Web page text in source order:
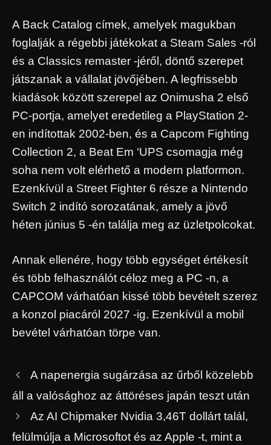
A Back Catalog címek, amelyek magukban
foglalják a régebbi játékokat a Steam Sales -ról
és a Classics remaster -jéről, döntő szerepet
játszanak a vállalat jövőjében. A legfrissebb
kiadások között szerepel az Onimusha 2 első
PC-portja, amelyet eredetileg a PlayStation 2-
en indítottak 2002-ben, és a Capcom Fighting
Collection 2, a Beat Em ‘UPS csomagja még
soha nem volt elérhető a modern platformon.
Ezenkívül a Street Fighter 6 része a Nintendo
Switch 2 indító sorozatának, amely a jövő
héten június 5 -én találja meg az üzletpolcokat.
Annak ellenére, hogy több egységet értékesít
és több felhasználót céloz meg a PC -n, a
CAPCOM várhatóan kissé több bevételt szerez
a konzol piacáról 2027 -ig. Ezenkívül a mobil
bevétel várhatóan törpe van.
A napenergia sugárzása az űrből közelebb
áll a valósághoz az áttöréses japán teszt után
Az AI Chipmaker Nvidia 3,46T dollárt talál,
felülmúlja a Microsoftot és az Apple -t, mint a